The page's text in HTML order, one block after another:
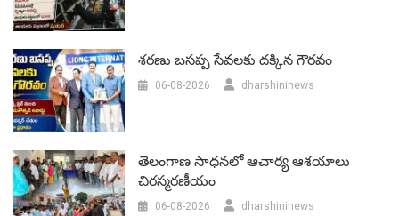
శరణు బసప్ప సేవలకు దక్కిన గౌరవం
06-08-2026 dharshininews
తెలంగాణ సాధనలో ఆచార్య ఆశయాలు
చిరస్మరణీయం
06-08-2026 dharshininews